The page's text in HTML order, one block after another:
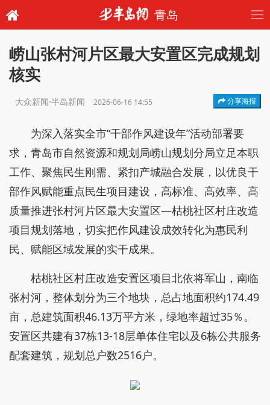
青岛
崂山张村河片区最大安置区完成规划
核实
大众新闻·半岛新闻 2026-06-16 14:55 分享海报
为深入落实全市“干部作风建设年”活动部署要
求，青岛市自然资源和规划局崂山规划分局立足本职
工作、聚焦民生刚需、紧扣产城融合发展，以优良干
部作风赋能重点民生项目建设，高标准、高效率、高
质量推进张村河片区最大安置区—枯桃社区村庄改造
项目规划落地，切实把作风建设成效转化为惠民利
民、赋能区域发展的实干成果。
枯桃社区村庄改造安置区项目北依将军山，南临
张村河，整体划分为三个地块，总占地面积约174.49
亩，总建筑面积46.13万平方米，绿地率超过35％。
安置区共建有37栋13-18层单体住宅以及6栋公共服务
配套建筑，规划总户数2516户。